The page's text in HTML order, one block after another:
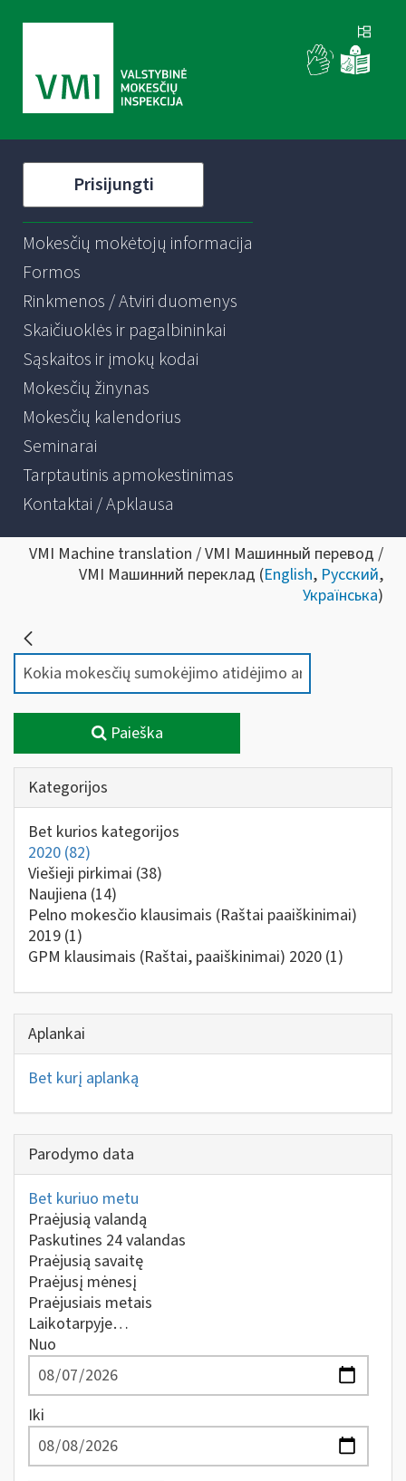
Prisijungti
Mokesčių mokėtojų informacija
Formos
Rinkmenos / Atviri duomenys
Skaičiuoklės ir pagalbininkai
Sąskaitos ir įmokų kodai
Mokesčių žinynas
Mokesčių kalendorius
Seminarai
Tarptautinis apmokestinimas
Kontaktai / Apklausa
VMI Machine translation / VMI Машинный перевод /
VMI Машинний переклад (English, Русский,
Українська)
Paieška
Kategorijos
Bet kurios kategorijos
2020 (82)
Viešieji pirkimai (38)
Naujiena (14)
Pelno mokesčio klausimais (Raštai paaiškinimai)
2019 (1)
GPM klausimais (Raštai, paaiškinimai) 2020 (1)
Aplankai
Bet kurį aplanką
Parodymo data
Bet kuriuo metu
Praėjusią valandą
Paskutines 24 valandas
Praėjusią savaitę
Praėjusį mėnesį
Praėjusiais metais
Laikotarpyje…
Nuo
Iki